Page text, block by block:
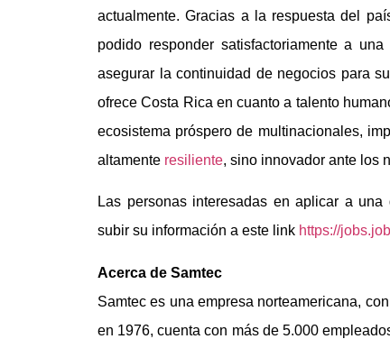
actualmente. Gracias a la respuesta del
podido responder satisfactoriamente a
asegurar la continuidad de negocios para
ofrece Costa Rica en cuanto a talento
ecosistema próspero de multinacionales,
altamente resiliente, sino innovador ante los
Las personas interesadas en aplicar a
subir su información a este link https://
Acerca de Samtec
Samtec es una empresa norteamericana,
en 1976, cuenta con más de 5.000